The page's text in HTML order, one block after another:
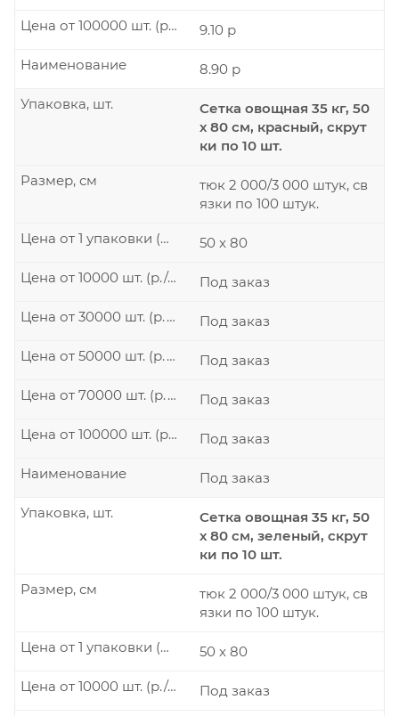
9.10 р
Цена от 100000 шт. (р./шт.)
8.90 р
Наименование
Сетка овощная 35 кг, 50
х 80 см, красный, скрут
ки по 10 шт.
Упаковка, шт.
тюк 2 000/3 000 штук, св
язки по 100 штук.
Размер, см
50 x 80
Цена от 1 упаковки (р./шт.)
Под заказ
Цена от 10000 шт. (р./шт.)
Под заказ
Цена от 30000 шт. (р./шт.)
Под заказ
Цена от 50000 шт. (р./шт.)
Под заказ
Цена от 70000 шт. (р./шт.)
Под заказ
Цена от 100000 шт. (р./шт.)
Под заказ
Наименование
Сетка овощная 35 кг, 50
х 80 см, зеленый, скрут
ки по 10 шт.
Упаковка, шт.
тюк 2 000/3 000 штук, св
язки по 100 штук.
Размер, см
50 x 80
Цена от 1 упаковки (р./шт.)
Под заказ
Цена от 10000 шт. (р./шт.)